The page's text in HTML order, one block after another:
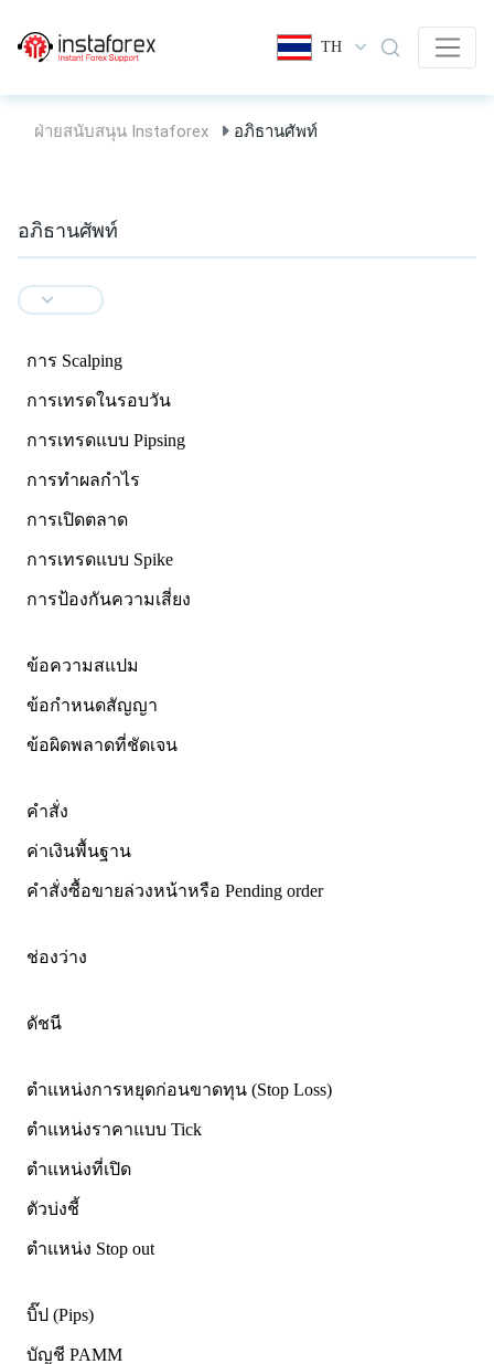
TH
ฝ่ายสนับสนุน Instaforex อภิธานศัพท์
อภิธานศัพท์
การ Scalping
การเทรดในรอบวัน
การเทรดแบบ Pipsing
การทำผลกำไร
การเปิดตลาด
การเทรดแบบ Spike
การป้องกันความเสี่ยง
ข้อความสแปม
ข้อกำหนดสัญญา
ข้อผิดพลาดที่ชัดเจน
คำสั่ง
ค่าเงินพื้นฐาน
คำสั่งซื้อขายล่วงหน้าหรือ Pending order
ช่องว่าง
ดัชนี
ตำแหน่งการหยุดก่อนขาดทุน (Stop Loss)
ตำแหน่งราคาแบบ Tick
ตำแหน่งที่เปิด
ตัวบ่งชี้
ตำแหน่ง Stop out
บิ๊ป (Pips)
บัญชี PAMM